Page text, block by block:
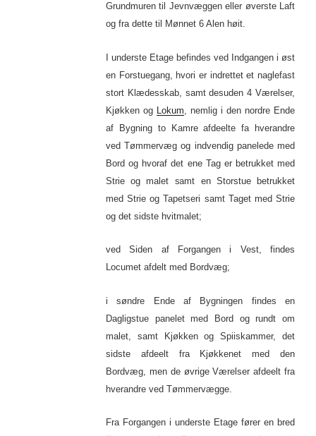
Grundmuren til Jevnvæggen eller øverste Laft
og fra dette til Mønnet 6 Alen høit.
I underste Etage befindes ved Indgangen i øst
en Forstuegang, hvori er indrettet et naglefast
stort Klædesskab, samt desuden 4 Værelser,
Kjøkken og Lokum , nemlig i den nordre Ende
af Bygning to Kamre afdeelte fa hverandre
ved Tømmervæg og indvendig panelede med
Bord og hvoraf det ene Tag er betrukket med
Strie og malet samt en Storstue betrukket
med Strie og Tapetseri samt Taget med Strie
og det sidste hvitmalet;
ved Siden af Forgangen i Vest, findes
Locumet afdelt med Bordvæg;
i søndre Ende af Bygningen findes en
Dagligstue panelet med Bord og rundt om
malet, samt Kjøkken og Spiiskammer, det
sidste afdeelt fra Kjøkkenet med den
Bordvæg, men de øvrige Værelser afdeelt fra
hverandre ved Tømmervægge.
Fra Forgangen i underste Etage fører en bred